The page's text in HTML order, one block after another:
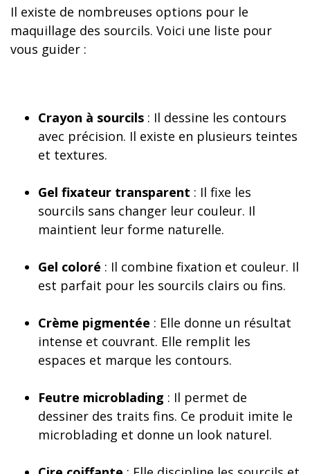
Il existe de nombreuses options pour le
maquillage des sourcils. Voici une liste pour
vous guider :
Crayon à sourcils : Il dessine les contours
avec précision. Il existe en plusieurs teintes
et textures.
Gel fixateur transparent : Il fixe les
sourcils sans changer leur couleur. Il
maintient leur forme naturelle.
Gel coloré : Il combine fixation et couleur. Il
est parfait pour les sourcils clairs ou fins.
Crème pigmentée : Elle donne un résultat
intense et couvrant. Elle remplit les
espaces et marque les contours.
Feutre microblading : Il permet de
dessiner des traits fins. Ce produit imite le
microblading et donne un look naturel.